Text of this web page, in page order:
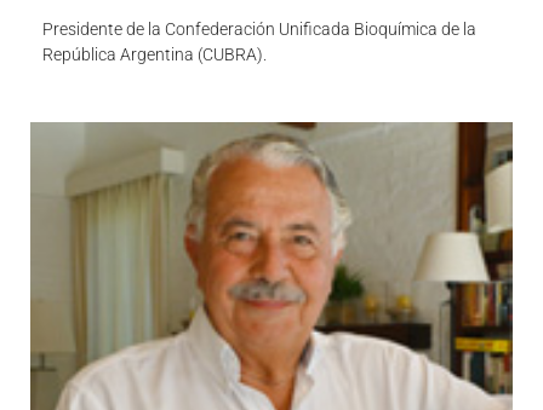
Presidente de la Confederación Unificada Bioquímica de la
República Argentina (CUBRA).